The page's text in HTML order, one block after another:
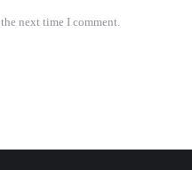
next time I comment.